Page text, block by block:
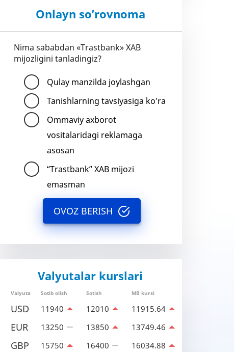
Onlayn so’rovnoma
Nima sababdan «Trastbank» XAB
mijozligini tanladingiz?
Qulay manzilda joylashgan
Tanishlarning tavsiyasiga ko'ra
Ommaviy axborot
vositalaridagi reklamaga
asosan
“Trastbank” XAB mijozi
emasman
OVOZ BERISH
Valyutalar kurslari
Valyuta Sotib olish Sotish MB kursi
USD 11940 12010 11915.64
EUR 13250 13850 13749.46
GBP 15750 16400 16034.88